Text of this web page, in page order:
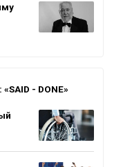
«SAID - DONE»